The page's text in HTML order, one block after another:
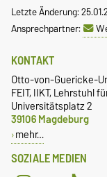
Letzte Änderung:
Ansprechpartner:
SOZIALE MEDIEN
KONTAKT
Otto-von-Guericke-
FEIT, IIKT, Lehrstuhl
Universitätsplatz 2
39106 Magdeburg
mehr…